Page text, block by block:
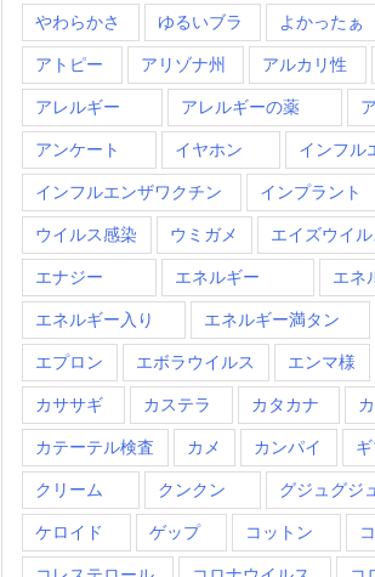
やわらかさ ゆるいブラ よかったぁ
アトピー アリゾナ州 アルカリ性
アレルギー アレルギーの薬
アンケート イヤホン インフル
インフルエンザワクチン インプラント
ウイルス感染 ウミガメ エイズウイル
エナジー エネルギー エネ
エネルギー入り エネルギー満タン
エプロン エボラウイルス エンマ様
カササギ カステラ カタカナ
カテーテル検査 カメ カンパイ
クリーム クンクン グジュグジュ
ケロイド ゲップ コットン